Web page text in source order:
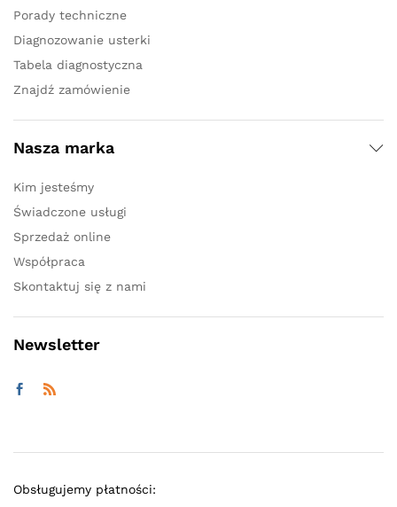
Porady techniczne
Diagnozowanie usterki
Tabela diagnostyczna
Znajdź zamówienie
Nasza marka
Kim jesteśmy
Świadczone usługi
Sprzedaż online
Współpraca
Skontaktuj się z nami
Newsletter
Obsługujemy płatności: